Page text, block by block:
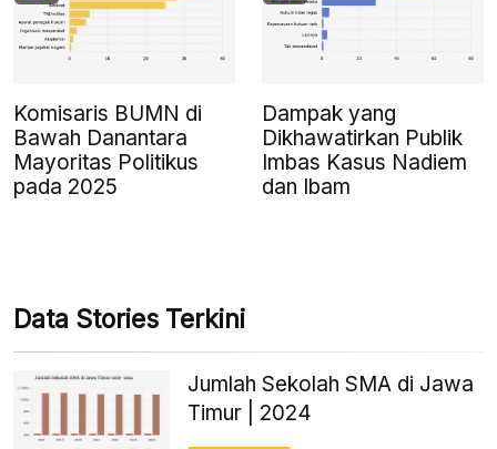
Komisaris BUMN di
Bawah Danantara
Mayoritas Politikus
pada 2025
Dampak yang
Dikhawatirkan Publik
Imbas Kasus Nadiem
dan Ibam
Data Stories Terkini
Jumlah Sekolah SMA di Jawa
Timur | 2024